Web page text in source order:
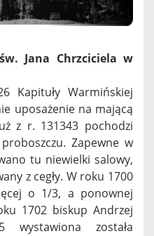
Jana Chrzciciela w
Kapituły Warmińskiej
uposażenie na mającą
z r. 131343 pochodzi
Zapewne w
tu niewielki salowy,
z cegły. W roku 1700
o 1/3, a ponownej
1702 biskup Andrzej
została